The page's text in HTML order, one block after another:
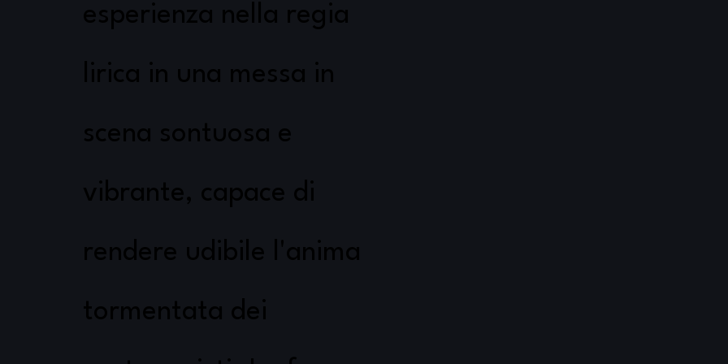
esperienza nella regia
lirica in una messa in
scena sontuosa e
vibrante, capace di
rendere udibile l'anima
tormentata dei